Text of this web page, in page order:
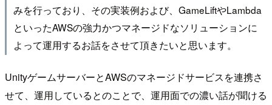
みを行っており、その実装例および、GameLiftやLambda
といったAWSの強力かつマネージドなソリューションに
よって運用するお話をさせて頂きたいと思います。
UnityゲームサーバーとAWSのマネージドサービスを連携さ
せて、運用しているとのことで、運用面での濃い話が聞ける